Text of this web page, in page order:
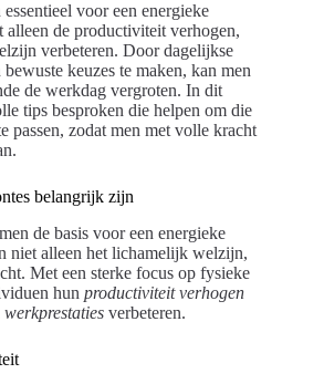
voor een energieke
de productiviteit verhogen,
verbeteren. Door dagelijkse
bewuste keuzes te maken, kan men
de werkdag vergroten. In dit
tips besproken die helpen om die
passen, zodat men met volle kracht
belangrijk zijn
de basis voor een energieke
niet alleen het lichamelijk welzijn,
Met een sterke focus op fysieke
hun productiviteit verhogen
werkprestaties verbeteren.